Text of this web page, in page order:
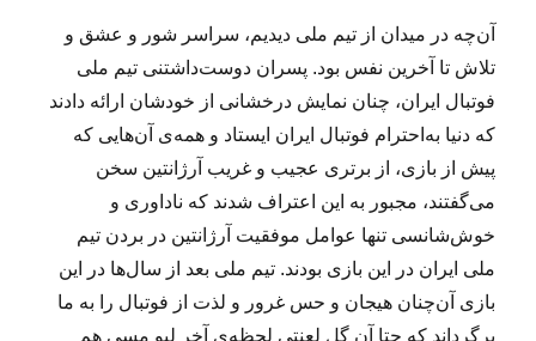
آن‌چه در میدان از تیم ملی دیدیم، سراسر شور و عشق و
تلاش تا آخرین نفس بود. پسران دوست‌داشتنی تیم ملی
فوتبال ایران، چنان نمایش درخشانی از خودشان ارائه دادند
که دنیا به‌احترام فوتبال ایران ایستاد و همه‌ی آن‌هایی که
پیش از بازی، از برتری عجیب و غریب آرژانتین سخن
می‌گفتند، مجبور به این اعتراف شدند که ناداوری و
خوش‌شانسی تنها عوامل موفقیت آرژانتین در بردن تیم
ملی ایران در این بازی بودند. تیم ملی بعد از سال‌ها در این
بازی آن‌چنان هیجان و حس غرور و لذت از فوتبال را به ما
برگرداند که حتا آن گل لعنتی لحظه‌ی آخر لیو مسی هم